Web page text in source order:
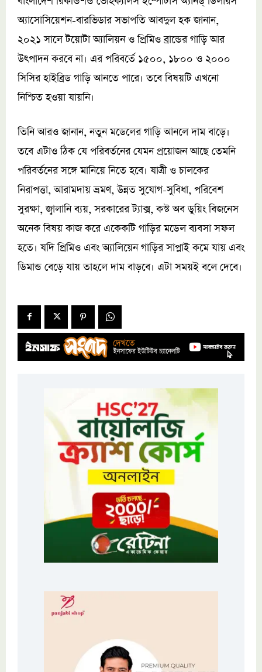
অ্যাসোসিয়েশন-বারভিডার সভাপতি আবদুল হক জানান,
২০২১ সালে টয়োটা অ্যালিয়ন ও প্রিমিও ব্রান্ডের গাড়ি আর
উৎপাদন করবে না। এর পরিবর্তে ১৫০০, ১৮০০ ও ২০০০
সিসির হাইব্রিড গাড়ি আনতে পারে। তবে বিষয়টি এখনো
নিশ্চিত হওয়া যায়নি।
তিনি আরও জানান, নতুন মডেলের গাড়ি আনলে দাম বাড়ে।
তবে এটাও ঠিক যে পরিবর্তনের যেমন প্রয়োজন আছে তেমনি
পরিবর্তনের সঙ্গে মানিয়ে নিতে হবে। যাত্রী ও চালকের
নিরাপত্তা, আরামদায় ভ্রমণ, উন্নত সুযোগ-সুবিধা, পরিবেশ
সুরক্ষা, জ্বালানি ব্যয়, সরকারের ট্যাক্স, কস্ট অব ডুয়িং বিজনেস
অনেক বিষয় কাজ করে একেকটি গাড়ির মডেল ব্যবসা সফল
হতে। যদি প্রিমিও এবং অ্যালিয়েন গাড়ির সাপ্লাই কমে যায় এবং
ডিমান্ড বেড়ে যায় তাহলে দাম বাড়বে। এটা সময়ই বলে দেবে।